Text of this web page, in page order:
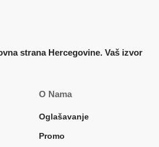
O Nama
Oglašavanje
Promo